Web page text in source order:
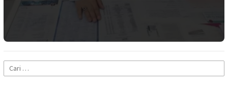
Cari
untuk: